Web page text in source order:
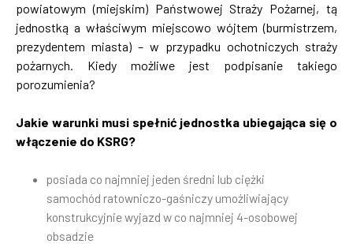
powiatowym (miejskim) Państwowej Straży Pożarnej, tą
jednostką a właściwym miejscowo wójtem (burmistrzem,
prezydentem miasta) – w przypadku ochotniczych straży
pożarnych. Kiedy możliwe jest podpisanie takiego
porozumienia?
Jakie warunki musi spełnić jednostka ubiegająca się o
włączenie do KSRG?
posiada co najmniej jeden średni lub ciężki
samochód ratowniczo-gaśniczy umożliwiający
konstrukcyjnie wyjazd w co najmniej 4-osobowej
obsadzie